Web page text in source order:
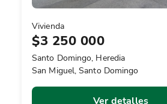
Vivienda
$3 250 000
Santo Domingo, Heredia
San Miguel, Santo Domingo
Ver detalles